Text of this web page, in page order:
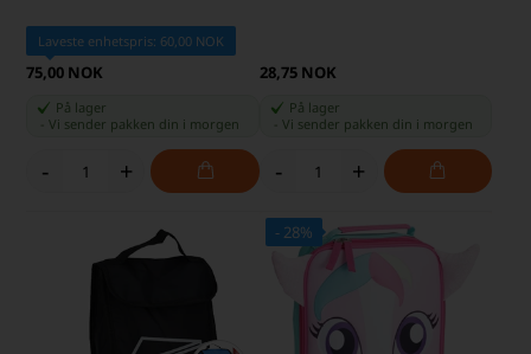
Laveste enhetspris: 60,00 NOK
75,00 NOK
På lager
-Vi sender pakken din i morgen
- +
28,75 NOK
På lager
Vi sender pakken din i morgen
- +
- 28% SKARP PRIS · SKARP PRIS